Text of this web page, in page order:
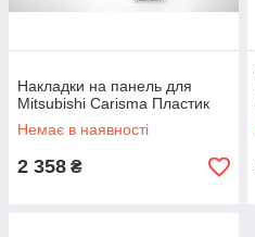
Накладки на панель для
Mitsubishi Carisma Пластик
Немає в наявності
2 358 ₴